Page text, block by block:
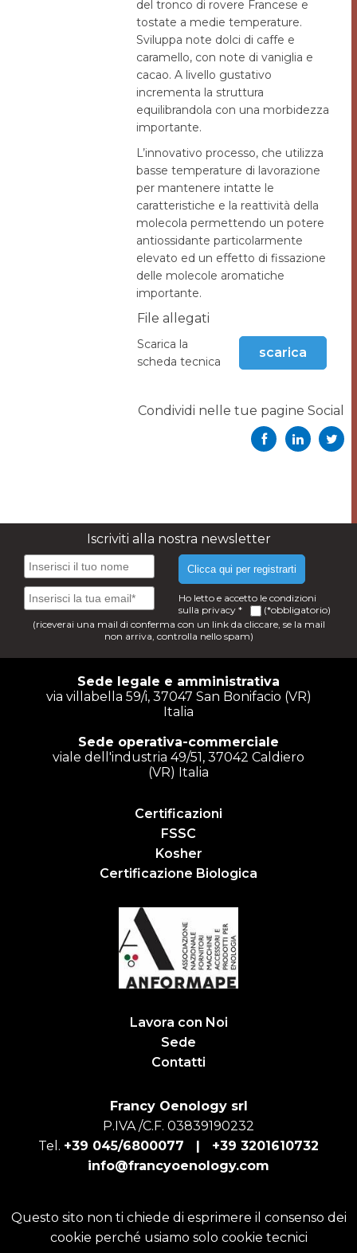
del tronco di rovere Francese e
tostate a medie temperature.
Sviluppa note dolci di caffe e
caramello, con note di vaniglia e
cacao. A livello gustativo
incrementa la struttura
equilibrandola con una morbidezza
importante.
L’innovativo processo, che utilizza
basse temperature di lavorazione
per mantenere intatte le
caratteristiche e la reattività della
molecola permettendo un potere
antiossidante particolarmente
elevato ed un effetto di fissazione
delle molecole aromatiche
importante.
File allegati
Scarica la
scheda tecnica
scarica
Condividi nelle tue pagine Social
Iscriviti alla nostra newsletter
Clicca qui per registrarti
Ho letto e accetto le condizioni
sulla privacy *
(*obbligatorio)
(riceverai una mail di conferma con un link da cliccare, se la mail
non arriva, controlla nello spam)
Sede legale e amministrativa
via villabella 59/i, 37047 San Bonifacio (VR)
Italia
Sede operativa-commerciale
viale dell'industria 49/51, 37042 Caldiero
(VR) Italia
Certificazioni
FSSC
Kosher
Certificazione Biologica
Lavora con Noi
Sede
Contatti
Francy Oenology srl
P.IVA /C.F. 03839190232
Tel. +39 045/6800077 | +39 3201610732
info@francyoenology.com
Questo sito non ti chiede di esprimere il consenso dei
cookie perché usiamo solo cookie tecnici